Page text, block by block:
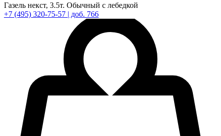
Газель некст, 3.5т. Обычный с лебедкой
+7 (495) 320-75-57 | доб. 766